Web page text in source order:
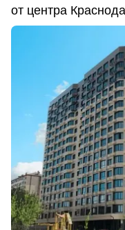
от центра